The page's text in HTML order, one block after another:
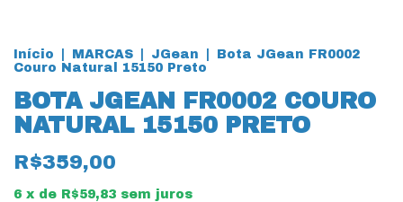
Início MARCAS JGean
Bota JGean FR0002
Couro Natural 15150 Preto
BOTA JGEAN FR0002 COURO
NATURAL 15150 PRETO
R$359,00
6 x de R$59,83 sem juros